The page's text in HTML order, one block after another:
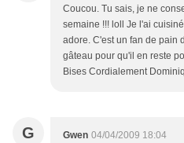
Coucou. Tu sais, je ne
semaine !!! loll Je l'ai
adore. C'est un fan de pain
gâteau pour qu'il en reste
Bises Cordialement
G Gwen 04/04/2009 18:04